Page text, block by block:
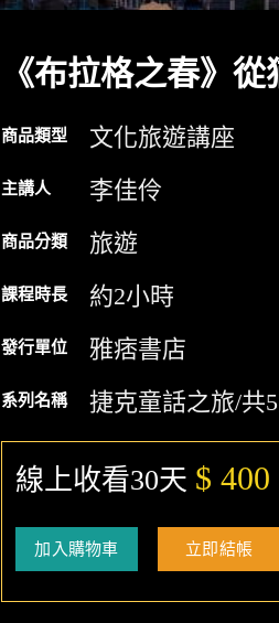
《布拉格之春》
商品類型 文化旅遊講座
主講人 李佳伶
商品分類 旅遊
課程時長 約2小時
發行單位 雅痞書店
系列名稱 捷克童話之旅/共
線上收看30天 $ 400
加入購物車 立即結帳